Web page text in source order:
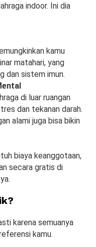
indoor. Ini dia
kamu
matahari, yang
dan sistem imun.
di luar ruangan
dan tekanan darah.
alami juga bisa bikin
biaya keanggotaan,
secara gratis di
karena semuanya
kamu.